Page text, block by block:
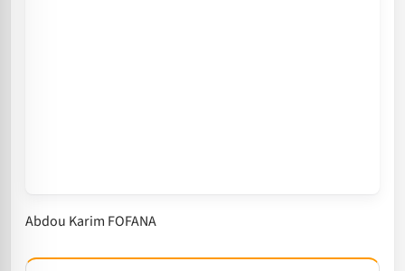
Abdou Karim FOFANA